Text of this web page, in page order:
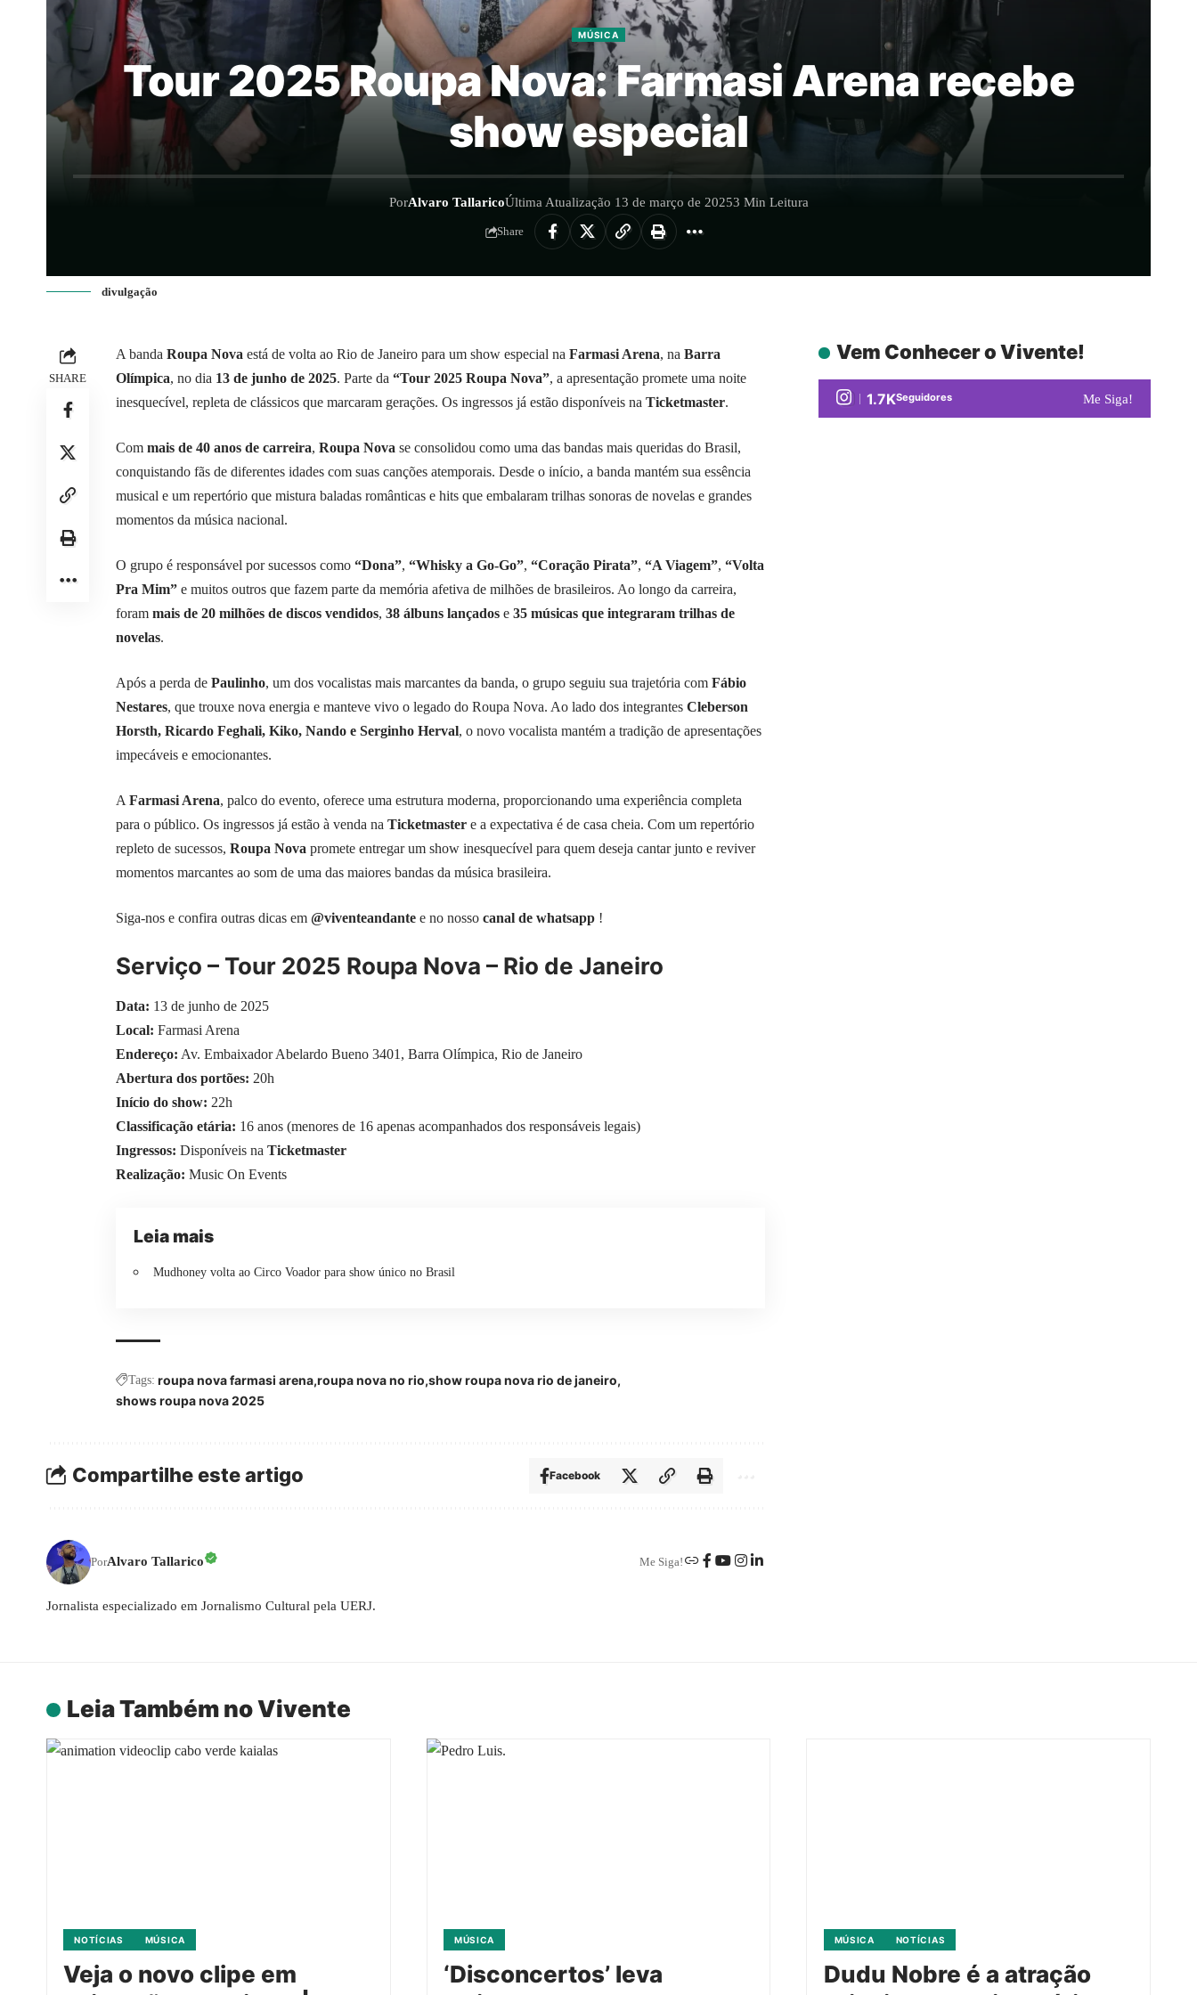
MÚSICA
Tour 2025 Roupa Nova: Farmasi Arena recebe
show especial
PorAlvaro TallaricoÚltima Atualização 13 de março de 20253 Min Leitura
Share
divulgação
SHARE
A banda Roupa Nova está de volta ao Rio de Janeiro para um show especial na Farmasi Arena, na Barra
Olímpica, no dia 13 de junho de 2025. Parte da “Tour 2025 Roupa Nova”, a apresentação promete uma noite
inesquecível, repleta de clássicos que marcaram gerações. Os ingressos já estão disponíveis na Ticketmaster.
Com mais de 40 anos de carreira, Roupa Nova se consolidou como uma das bandas mais queridas do Brasil,
conquistando fãs de diferentes idades com suas canções atemporais. Desde o início, a banda mantém sua essência
musical e um repertório que mistura baladas românticas e hits que embalaram trilhas sonoras de novelas e grandes
momentos da música nacional.
O grupo é responsável por sucessos como “Dona”, “Whisky a Go-Go”, “Coração Pirata”, “A Viagem”, “Volta
Pra Mim” e muitos outros que fazem parte da memória afetiva de milhões de brasileiros. Ao longo da carreira,
foram mais de 20 milhões de discos vendidos, 38 álbuns lançados e 35 músicas que integraram trilhas de
novelas.
Após a perda de Paulinho, um dos vocalistas mais marcantes da banda, o grupo seguiu sua trajetória com Fábio
Nestares, que trouxe nova energia e manteve vivo o legado do Roupa Nova. Ao lado dos integrantes Cleberson
Horsth, Ricardo Feghali, Kiko, Nando e Serginho Herval, o novo vocalista mantém a tradição de apresentações
impecáveis e emocionantes.
A Farmasi Arena, palco do evento, oferece uma estrutura moderna, proporcionando uma experiência completa
para o público. Os ingressos já estão à venda na Ticketmaster e a expectativa é de casa cheia. Com um repertório
repleto de sucessos, Roupa Nova promete entregar um show inesquecível para quem deseja cantar junto e reviver
momentos marcantes ao som de uma das maiores bandas da música brasileira.
Siga-nos e confira outras dicas em @viventeandante e no nosso canal de whatsapp !
Serviço – Tour 2025 Roupa Nova – Rio de Janeiro
Data: 13 de junho de 2025
Local: Farmasi Arena
Endereço: Av. Embaixador Abelardo Bueno 3401, Barra Olímpica, Rio de Janeiro
Abertura dos portões: 20h
Início do show: 22h
Classificação etária: 16 anos (menores de 16 apenas acompanhados dos responsáveis legais)
Ingressos: Disponíveis na Ticketmaster
Realização: Music On Events
Leia mais
Mudhoney volta ao Circo Voador para show único no Brasil
Tags: roupa nova farmasi arena roupa nova no rio show roupa nova rio de janeiro
shows roupa nova 2025
Compartilhe este artigo Facebook
PorAlvaro Tallarico Me Siga!
Jornalista especializado em Jornalismo Cultural pela UERJ.
Vem Conhecer o Vivente!
1.7KSeguidores Me Siga!
Leia Também no Vivente
NOTÍCIAS MÚSICA
Veja o novo clipe em
MÚSICA
‘Disconcertos’ leva
MÚSICA NOTÍCIAS
Dudu Nobre é a atração